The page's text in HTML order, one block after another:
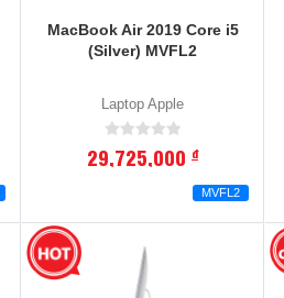
MacBook Air 2019 Core i5
(Silver) MVFL2
Laptop Apple
29,725,000 đ
MVFL2